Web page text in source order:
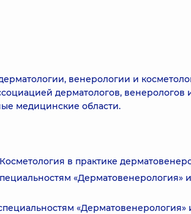
венерологии и
дерматологов, венерологов
медицинские области.
в практике
«Дерматовенерология» и
«Дерматовенерология»